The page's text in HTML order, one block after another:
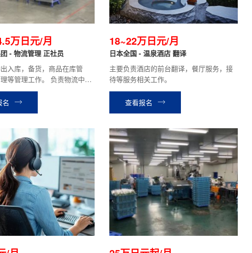
万日元/月
- 物流管理 正社员
入库，备货，商品在库管
等管理工作。 负责物流中心
兼职及留学生，技能实习生
理，翻译等 今后有机会转为综
(根据个人工作能力)
名
18~22万日元/月
日本全国 - 温泉酒店 翻译
主要负责酒店的前台翻译，餐厅服务，接
待等服务相关工作。
查看报名